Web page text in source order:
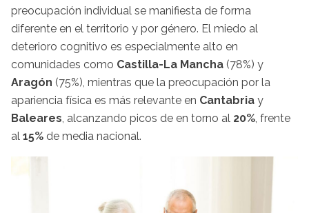
preocupación individual se manifiesta de forma
diferente en el territorio y por género. El miedo al
deterioro cognitivo es especialmente alto en
comunidades como Castilla-La Mancha (78%) y
Aragón (75%), mientras que la preocupación por la
apariencia física es más relevante en Cantabria y
Baleares, alcanzando picos de en torno al 20%, frente
al 15% de media nacional.